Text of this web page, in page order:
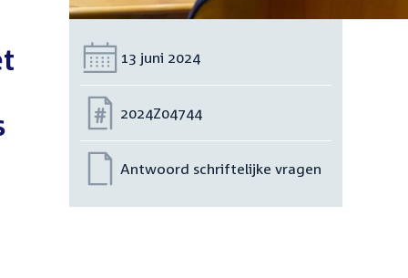
Datum:
13 juni 2024
Nummer:
2024Z04744
Antwoord schriftelijke vragen